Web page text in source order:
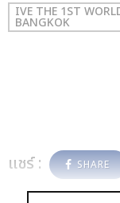
IVE THE 1ST
BANGKOK
แชร์ : SHARE